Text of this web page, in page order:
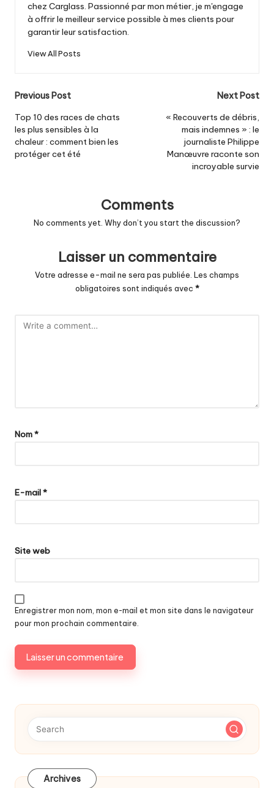
chez Carglass. Passionné par mon métier, je m'engage
à offrir le meilleur service possible à mes clients pour
garantir leur satisfaction.
View All Posts
Post
navigation
Previous Post
Top 10 des races de chats
les plus sensibles à la
chaleur : comment bien les
protéger cet été
Next Post
« Recouverts de débris,
mais indemnes » : le
journaliste Philippe
Manœuvre raconte son
incroyable survie
Comments
No comments yet. Why don’t you start the discussion?
Laisser un commentaire
Votre adresse e-mail ne sera pas publiée. Les champs
obligatoires sont indiqués avec *
Nom*
E-mail*
Site web
Enregistrer mon nom, mon e-mail et mon site dans le navigateur
pour mon prochain commentaire.
Archives